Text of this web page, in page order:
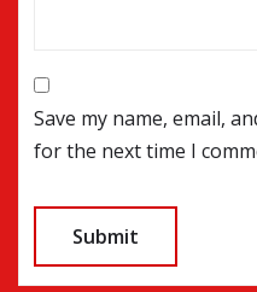
Save my name, email,
for the next time I